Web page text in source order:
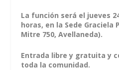
La función será el jueves
horas, en la Sede Graciela
Mitre 750, Avellaneda).
Entrada libre y gratuita y
toda la comunidad.